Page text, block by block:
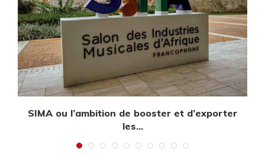
SIMA ou l’ambition de booster et d’exporter
les...
janvier 30, 2026